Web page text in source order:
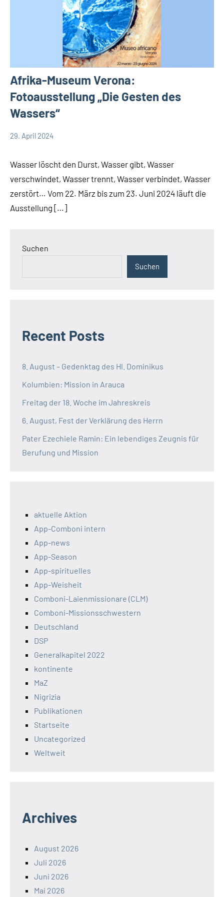
Afrika-Museum Verona:
Fotoausstellung „Die Gesten des
Wassers“
App-
29. April 2024
Andrea
Wasser löscht den Durst, Wasser gibt, Wasser
verschwindet, Wasser trennt, Wasser verbindet, Wasser
zerstört… Vom 22. März bis zum 23. Juni 2024 läuft die
Ausstellung […]
Suchen
Suchen
Recent Posts
8. August – Gedenktag des Hl. Dominikus
Kolumbien: Mission in Arauca
Freitag der 18. Woche im Jahreskreis
6. August, Fest der Verklärung des Herrn
Pater Ezechiele Ramin: Ein lebendiges Zeugnis für
Berufung und Mission
aktuelle Aktion
App-Comboni intern
App-news
App-Season
App-spirituelles
App-Weisheit
Comboni-Laienmissionare (CLM)
Comboni-Missionsschwestern
Deutschland
DSP
Generalkapitel 2022
kontinente
MaZ
Nigrizia
Publikationen
Startseite
Uncategorized
Weltweit
Archives
August 2026
Juli 2026
Juni 2026
Mai 2026